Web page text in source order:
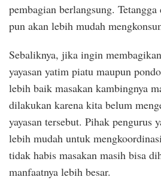
pembagian berlangsung.
pun akan lebih mudah
Sebaliknya, jika ingin
yayasan yatim piatu maupun
lebih baik masakan kambingnya
dilakukan karena kita belum
yayasan tersebut. Pihak pengurus
lebih mudah untuk
tidak habis masakan masih bisa
manfaatnya lebih besar.